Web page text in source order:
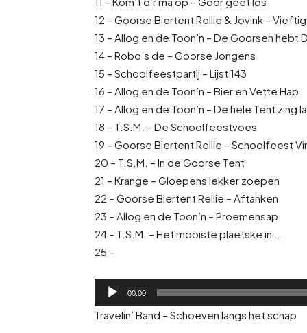
12 – Goorse Biertent Rellie & Jovink –
13 – Allog en de Toon’n – De Goorsen hebt
14 – Robo’s de – Goorse Jongens
15 – Schoolfeestpartij – Lijst 143
16 – Allog en de Toon’n – Bier en Vette Hap
17 – Allog en de Toon’n – De hele Tent zing la
18 – T.S.M. – De Schoolfeestvoes
19 – Goorse Biertent Rellie – Schoolfeest
20 – T.S.M. – In de Goorse Tent
21 – Krange – Gloepens lekker zoepen
22 – Goorse Biertent Rellie – Aftanken
23 – Allog en de Toon’n – Proemensap
24 – T.S.M. – Het mooiste plaetske in …
25 –
u
d
00:00
Travelin’ Band – Schoeven langs het schap